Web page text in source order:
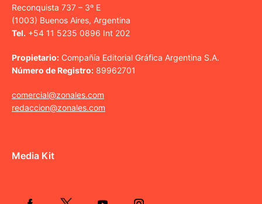
Reconquista 737 – 3º E
(1003) Buenos Aires, Argentina
Tel. +54 11 5235 0896 Int 202
Propietario: Compañía Editorial Gráfica Argentina S.A.
Número de Registro: 89962701
comercial@zonales.com
redaccion@zonales.com
Media Kit